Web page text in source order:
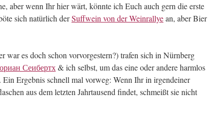
aber wenn Ihr hier wärt, könnte ich Euch auch gern die erste
sich natürlich derSuffwein von der Weinrallyean, aber Bier
war es doch schon vorvorgestern?) trafen sich in Nürnberg
Сеибертх& ich selbst, um das eine oder andere harmlos
Ein Ergebnis schnell mal vorweg: Wenn Ihr in irgendeiner
aus dem letzten Jahrtausend findet, schmeißt sie nicht